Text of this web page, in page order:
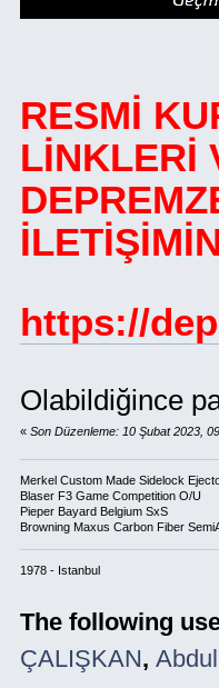
RESMİ
LİNKLERİ
https://
Olabildiğince
« Son Düzenleme: 10 Şubat 2023,
Merkel Custom Made Sidelock
Blaser F3 Game Competition O/U
Pieper Bayard Belgium SxS
Browning Maxus Carbon Fiber
1978 - Istanbul
The following
ÇALIŞKAN,